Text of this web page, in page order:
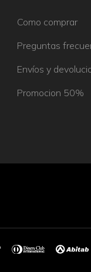
Como comprar
Preguntas
Envíos y
Promocion 50%